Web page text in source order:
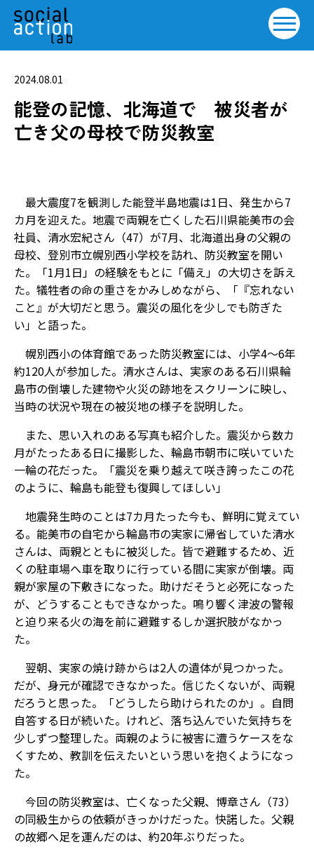
2024.08.01
能登の記憶、北海道で 被災者が
亡き父の母校で防災教室
最大震度7を観測した能登半島地震は1日、発生から7
カ月を迎えた。地震で両親を亡くした石川県能美市の会
社員、清水宏紀さん（47）が7月、北海道出身の父親の
母校、登別市立幌別西小学校を訪れ、防災教室を開い
た。「1月1日」の経験をもとに「備え」の大切さを訴え
た。犠牲者の命の重さをかみしめながら、「『忘れない
こと』が大切だと思う。震災の風化を少しでも防ぎた
い」と語った。
幌別西小の体育館であった防災教室には、小学4～6年
約120人が参加した。清水さんは、実家のある石川県輪
島市の倒壊した建物や火災の跡地をスクリーンに映し、
当時の状況や現在の被災地の様子を説明した。
また、思い入れのある写真も紹介した。震災から数カ
月がたったある日に撮影した、輪島市朝市に咲いていた
一輪の花だった。「震災を乗り越えて咲き誇ったこの花
のように、輪島も能登も復興してほしい」
地震発生時のことは7カ月たった今も、鮮明に覚えてい
る。能美市の自宅から輪島市の実家に帰省していた清水
さんは、両親とともに被災した。皆で避難するため、近
くの駐車場へ車を取りに行っている間に実家が倒壊。両
親が家屋の下敷きになった。助けだそうと必死になった
が、どうすることもできなかった。鳴り響く津波の警報
と迫り来る火の海を前に避難するしか選択肢がなかっ
た。
翌朝、実家の焼け跡からは2人の遺体が見つかった。
だが、身元が確認できなかった。信じたくないが、両親
だろうと思った。「どうしたら助けられたのか」。自問
自答する日が続いた。けれど、落ち込んでいた気持ちを
少しずつ整理した。両親のように被害に遭うケースをな
くすため、教訓を伝えたいという思いを抱くようになっ
た。
今回の防災教室は、亡くなった父親、博章さん（73）
の同級生からの依頼がきっかけだった。快諾した。父親
の故郷へ足を運んだのは、約20年ぶりだった。